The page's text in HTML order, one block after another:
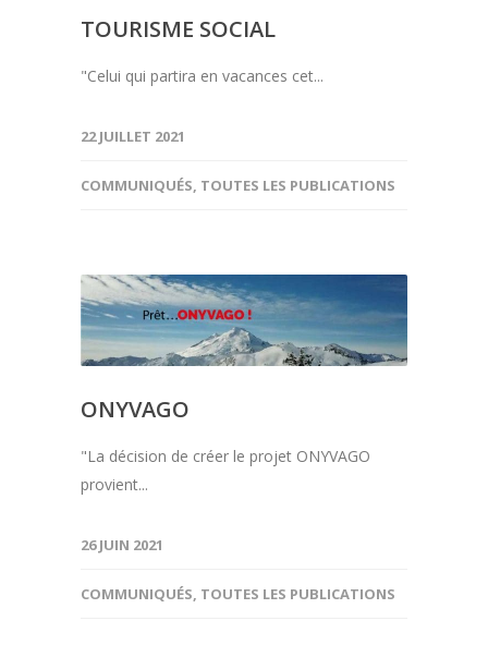
TOURISME SOCIAL
"Celui qui partira en vacances cet...
22 JUILLET 2021
COMMUNIQUÉS, TOUTES LES PUBLICATIONS
ONYVAGO
"La décision de créer le projet ONYVAGO
provient...
26 JUIN 2021
COMMUNIQUÉS, TOUTES LES PUBLICATIONS